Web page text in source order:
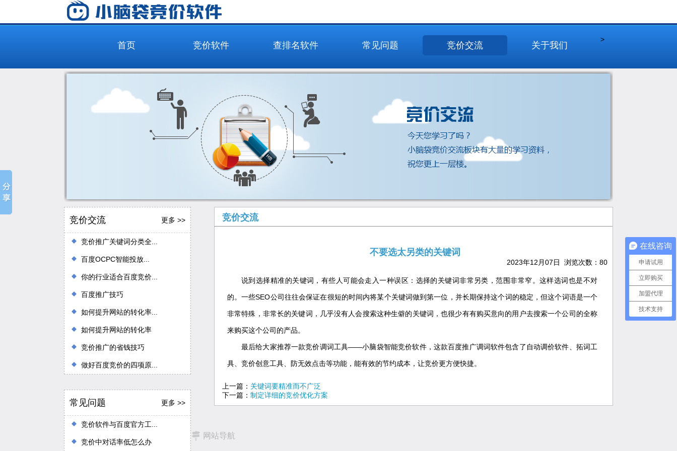
首页 竞价软件 查排名软件
>
常见问题 竞价交流 关于我们
竞价交流 更多 >>
竞价推广关键词分类全...
百度OCPC智能投放...
你的行业适合百度竞价...
百度推广技巧
如何提升网站的转化率...
如何提升网站的转化率
竞价推广的省钱技巧
做好百度竞价的四项原...
常见问题 更多 >>
竞价软件与百度官方工...
竞价中对话率低怎么办
竞价交流
不要选太另类的关键词
2023年12月07日 浏览次数： 80
说到选择精准的关键词，有些人可能会走入一种误区：选择的关键词非常另类，范围非常窄。这样选词也是不对
的。一些SEO公司往往会保证在很短的时间内将某个关键词做到第一位，并长期保持这个词的稳定，但这个词语是一个
非常特殊，非常长的关键词，几乎没有人会搜索这种生僻的关键词，也很少有有购买意向的用户去搜索一个公司的全称
来购买这个公司的产品。
最后给大家推荐一款竞价调词工具——小脑袋智能竞价软件，这款百度推广调词软件包含了自动调价软件、拓词工
具、竞价创意工具、防无效点击等功能，能有效的节约成本，让竞价更方便快捷。
上一篇： 关键词要精准而不广泛
下一篇： 制定详细的竞价优化方案
网站导航
在线咨询
申请试用
立即购买
加盟代理
技术支持